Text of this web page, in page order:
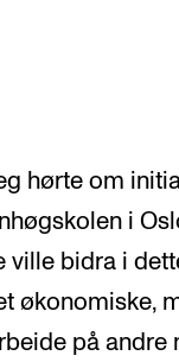
hørte om
i
ville bidra i
økonomiske,
på andre